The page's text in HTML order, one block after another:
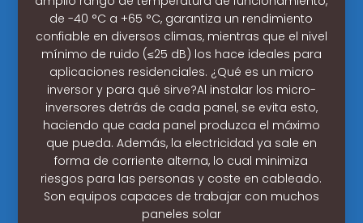
de -40 °C a +65 °C, garantiza un rendimiento
confiable en diversos climas, mientras que el nivel
mínimo de ruido (≤25 dB) los hace ideales para
aplicaciones residenciales. ¿Qué es un micro
inversor y para qué sirve?Al instalar los micro-
inversores detrás de cada panel, se evita esto,
haciendo que cada panel produzca el máximo
que pueda. Además, la electricidad ya sale en
forma de corriente alterna, lo cual minimiza
riesgos para las personas y coste en cableado.
Son equipos capaces de trabajar con muchos
paneles solar